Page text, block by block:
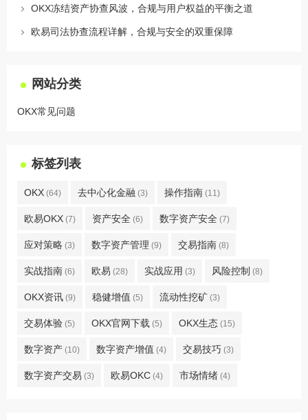
OKX冻结资产协查风波，合规与用户权益的平衡之道
欧易司法协查流程详解，合规与安全的双重保障
网站分类
OKX常见问题
标签列表
OKX (64) 去中心化金融 (3) 操作指南 (11)
欧易OKX (7) 资产安全 (6) 数字资产安全 (7)
应对策略 (3) 数字资产管理 (9) 交易指南 (8)
实战指南 (6) 欧易 (28) 实战应用 (3) 风险控制 (8)
OKX资讯 (9) 稳健增值 (5) 流动性挖矿 (3)
交易体验 (5) OKX官网下载 (5) OKX生态 (15)
数字资产 (10) 数字资产增值 (4) 交易技巧 (3)
数字资产交易 (3) 欧易OKC (4) 市场情绪 (4)